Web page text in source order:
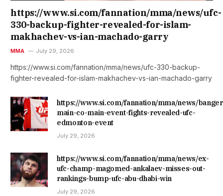
https://www.si.com/fannation/mma/news/ufc-
330-backup-fighter-revealed-for-islam-
makhachev-vs-ian-machado-garry
MMA July 29, 2026
https://www.si.com/fannation/mma/news/ufc-330-backup-
fighter-revealed-for-islam-makhachev-vs-ian-machado-garry
https://www.si.com/fannation/mma/news/
main-co-main-event-fights-revealed-ufc-
edmonton-event
July 29, 2026
https://www.si.com/fannation/mma/news/ex-
ufc-champ-magomed-ankalaev-misses-out-
rankings-bump-ufc-abu-dhabi-win
July 29, 2026